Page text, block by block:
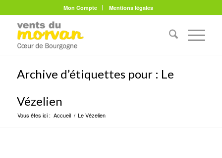
Mon Compte Mentions légales
Archive d’étiquettes pour : Le
Vézelien
Vous êtes ici : Accueil / Le Vézelien